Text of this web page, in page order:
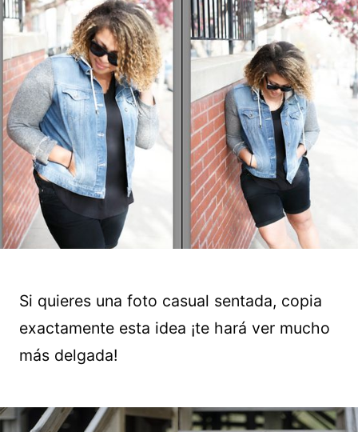
Si quieres una foto casual sentada, copia
exactamente esta idea ¡te hará ver mucho
más delgada!